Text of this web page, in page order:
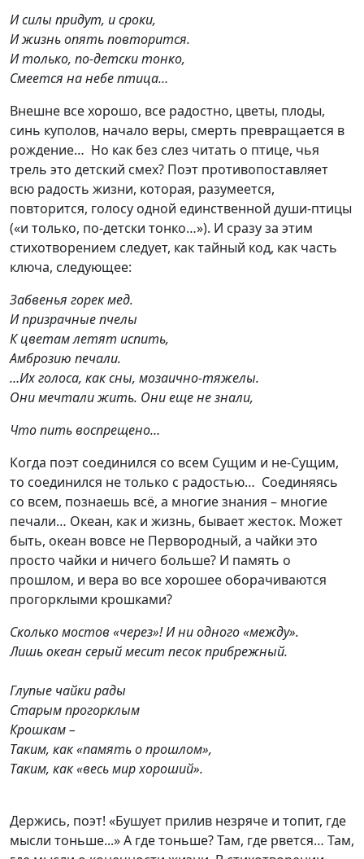
И силы придут, и сроки,
И жизнь опять повторится.
И только, по-детски тонко,
Смеется на небе птица…
Внешне все хорошо, все радостно, цветы, плоды,
синь куполов, начало веры, смерть превращается в
рождение… Но как без слез читать о птице, чья
трель это детский смех? Поэт противопоставляет
всю радость жизни, которая, разумеется,
повторится, голосу одной единственной души-птицы
(«и только, по-детски тонко…»). И сразу за этим
стихотворением следует, как тайный код, как часть
ключа, следующее:
Забвенья горек мед.
И призрачные пчелы
К цветам летят испить,
Амброзию печали.
…Их голоса, как сны, мозаично-тяжелы.
Они мечтали жить. Они еще не знали,
Что пить воспрещено…
Когда поэт соединился со всем Сущим и не-Сущим,
то соединился не только с радостью… Соединяясь
со всем, познаешь всё, а многие знания – многие
печали… Океан, как и жизнь, бывает жесток. Может
быть, океан вовсе не Первородный, а чайки это
просто чайки и ничего больше? И память о
прошлом, и вера во все хорошее оборачиваются
прогорклыми крошками?
Сколько мостов «через»! И ни одного «между».
Лишь океан серый месит песок прибрежный.
Глупые чайки рады
Старым прогорклым
Крошкам –
Таким, как «память о прошлом»,
Таким, как «весь мир хороший».
Держись, поэт! «Бушует прилив незряче и топит, где
мысли тоньше...» А где тоньше? Там, где рвется… Там,